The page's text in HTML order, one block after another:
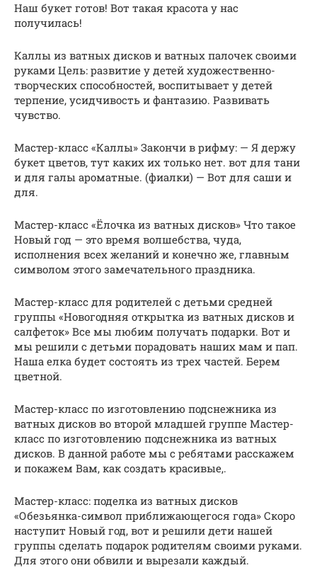
Наш букет готов! Вот такая красота у нас
получилась!
Каллы из ватных дисков и ватных палочек своими
руками Цель: развитие у детей художественно-
творческих способностей, воспитывает у детей
терпение, усидчивость и фантазию. Развивать
чувство.
Мастер-класс «Каллы» Закончи в рифму: — Я держу
букет цветов, тут каких их только нет. вот для тани
и для галы ароматные. (фиалки) — Вот для саши и
для.
Мастер-класс «Ёлочка из ватных дисков» Что такое
Новый год — это время волшебства, чуда,
исполнения всех желаний и конечно же, главным
символом этого замечательного праздника.
Мастер-класс для родителей с детьми средней
группы «Новогодняя открытка из ватных дисков и
салфеток» Все мы любим получать подарки. Вот и
мы решили с детьми порадовать наших мам и пап.
Наша елка будет состоять из трех частей. Берем
цветной.
Мастер-класс по изготовлению подснежника из
ватных дисков во второй младшей группе Мастер-
класс по изготовлению подснежника из ватных
дисков. В данной работе мы с ребятами расскажем
и покажем Вам, как создать красивые,.
Мастер-класс: поделка из ватных дисков
«Обезьянка-символ приближающегося года» Скоро
наступит Новый год, вот и решили дети нашей
группы сделать подарок родителям своими руками.
Для этого они обвили и вырезали каждый.